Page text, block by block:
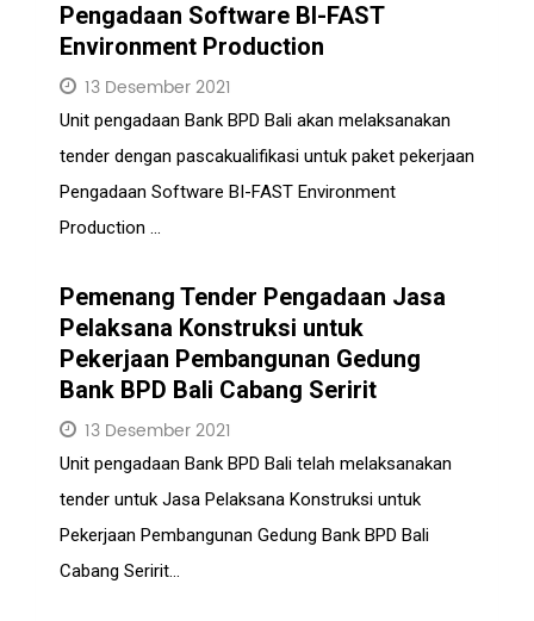
Pengadaan Software BI-FAST
Environment Production
13 Desember 2021
Unit pengadaan Bank BPD Bali akan melaksanakan
tender dengan pascakualifikasi untuk paket pekerjaan
Pengadaan Software BI-FAST Environment
Production ...
Pemenang Tender Pengadaan Jasa
Pelaksana Konstruksi untuk
Pekerjaan Pembangunan Gedung
Bank BPD Bali Cabang Seririt
13 Desember 2021
Unit pengadaan Bank BPD Bali telah melaksanakan
tender untuk Jasa Pelaksana Konstruksi untuk
Pekerjaan Pembangunan Gedung Bank BPD Bali
Cabang Seririt...